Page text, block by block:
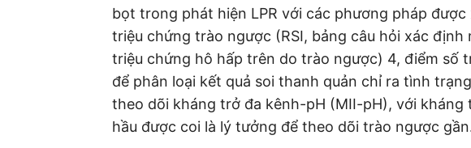
bọt trong phát hiện LPR với các phương pháp
triệu chứng trào ngược (RSI, bảng câu hỏi xác
triệu chứng hô hấp trên do trào ngược) 4, điểm số
để phân loại kết quả soi thanh quản chỉ ra tình
theo dõi kháng trở đa kênh-pH (MII-pH), với kháng
hầu được coi là lý tưởng để theo dõi trào ngược